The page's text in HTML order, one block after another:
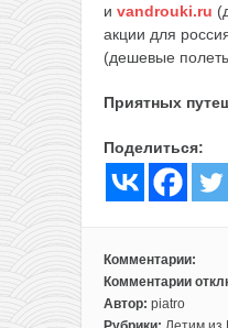
и vandrouki.ru
акции для
(дешевые
Приятных
Поделиться:
Комментарии:
Комментарии
к
Автор: piatro